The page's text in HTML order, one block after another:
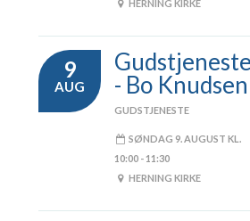
HERNING KIRKE
9
AUG
Gudstjeneste
- Bo Knudsen
GUDSTJENESTE
SØNDAG 9. AUGUST KL.
10:00 - 11:30
HERNING KIRKE